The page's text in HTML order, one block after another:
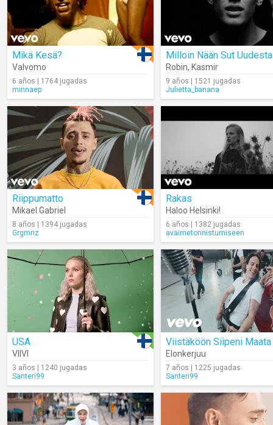
Mikä Kesä?
Valvomo
6 años | 1764 jugadas
minnaep
Milloin Nään Sut
Robin, Kasmir
9 años | 1521 jugadas
Julietta_banana
Riippumatto
Mikael Gabriel
8 años | 1394 jugadas
Grgmnz
Rakas
Haloo Helsinki!
6 años | 1382 jugadas
avaimetonnistumiseen
USA
VIIVI
3 años | 1240 jugadas
Santeri99
Viistäköön Siipeni Maata
Elonkerjuu
7 años | 1225 jugadas
Santeri99